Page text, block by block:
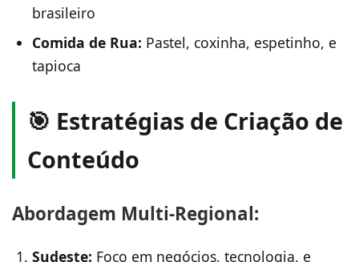
brasileiro
Comida de Rua: Pastel, coxinha, espetinho, e
tapioca
🎯 Estratégias de Criação de
Conteúdo
Abordagem Multi-Regional:
Sudeste: Foco em negócios, tecnologia, e